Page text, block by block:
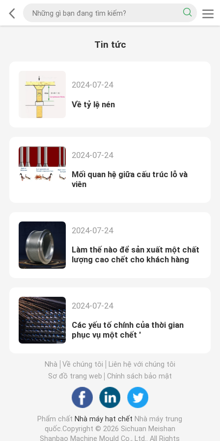
Tin tức
2024-07-24
Về tỷ lệ nén
2024-07-24
Mối quan hệ giữa cấu trúc lỗ và
viên
2024-07-24
Làm thế nào để sản xuất một chất
lượng cao chết cho khách hàng
2024-07-24
Các yếu tố chính của thời gian
phục vụ một chết '
Nhà Về chúng tôi
Liên hệ với chúng tôi
Sơ đồ trang web
Chính sách bảo mật
Phẩm chất Nhà máy hạt chết Nhà máy trung
quốc.Copyright © 2026 Sichuan Meishan
Shanbao Machine Mould Co., Ltd.. All Rights